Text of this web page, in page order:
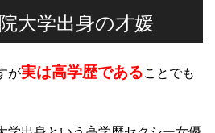
大学出身の才媛
が実は高学歴であることでも